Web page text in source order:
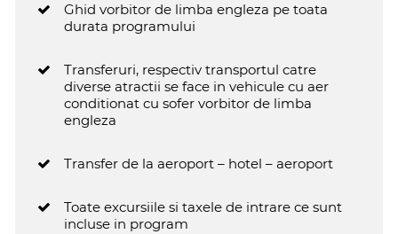
Ghid vorbitor de limba engleza pe toata
durata programului
Transferuri, respectiv transportul catre
diverse atractii se face in vehicule cu aer
conditionat cu sofer vorbitor de limba
engleza
Transfer de la aeroport – hotel – aeroport
Toate excursiile si taxele de intrare ce sunt
incluse in program